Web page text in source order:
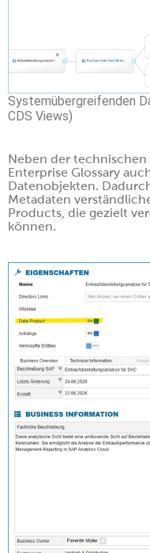
Systemübergreifenden
CDS Views)
Neben der technischen
Enterprise Glossary
Datenobjekten.
Metadaten
Products, die gezielt
können.